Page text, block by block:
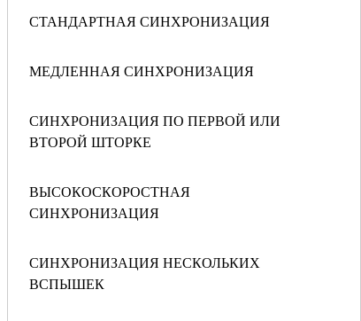
СТАНДАРТНАЯ СИНХРОНИЗАЦИЯ
МЕДЛЕННАЯ СИНХРОНИЗАЦИЯ
СИНХРОНИЗАЦИЯ ПО ПЕРВОЙ ИЛИ
ВТОРОЙ ШТОРКЕ
ВЫСОКОСКОРОСТНАЯ
СИНХРОНИЗАЦИЯ
СИНХРОНИЗАЦИЯ НЕСКОЛЬКИХ
ВСПЫШЕК